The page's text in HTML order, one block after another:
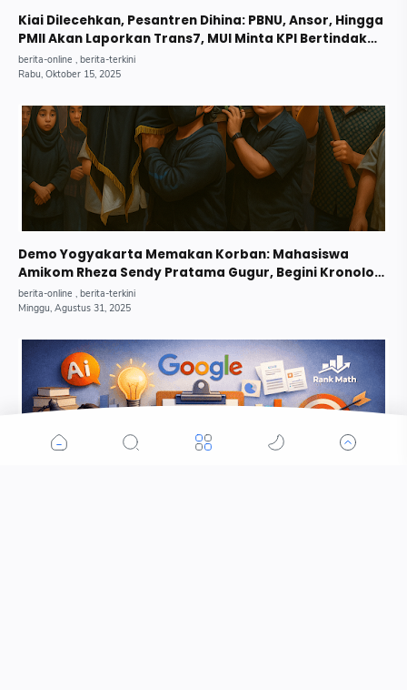
Kiai Dilecehkan, Pesantren Dihina: PBNU, Ansor, Hingga
PMII Akan Laporkan Trans7, MUI Minta KPI Bertindak
Tegas.
Demo Yogyakarta Memakan Korban: Mahasiswa
Amikom Rheza Sendy Pratama Gugur, Begini Kronologi
Lengkapnya.